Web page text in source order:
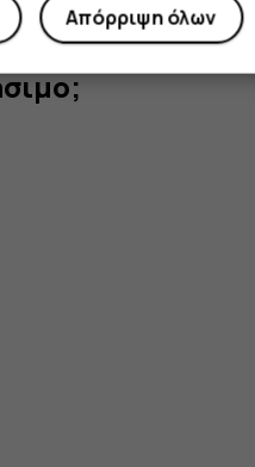
Απόρριψη όλων